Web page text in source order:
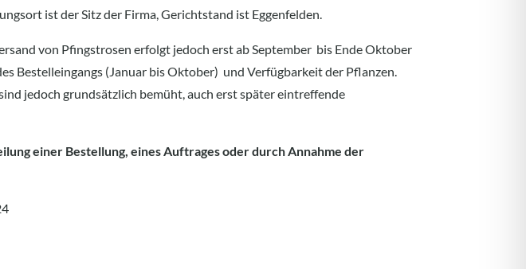
ist der Sitz der Firma, Gerichtstand ist Eggenfelden.
von Pfingstrosen erfolgt jedoch erst ab September bis Ende Oktober
Bestelleingangs (Januar bis Oktober) und Verfügbarkeit der Pflanzen.
jedoch grundsätzlich bemüht, auch erst später eintreffende
einer Bestellung, eines Auftrages oder durch Annahme der